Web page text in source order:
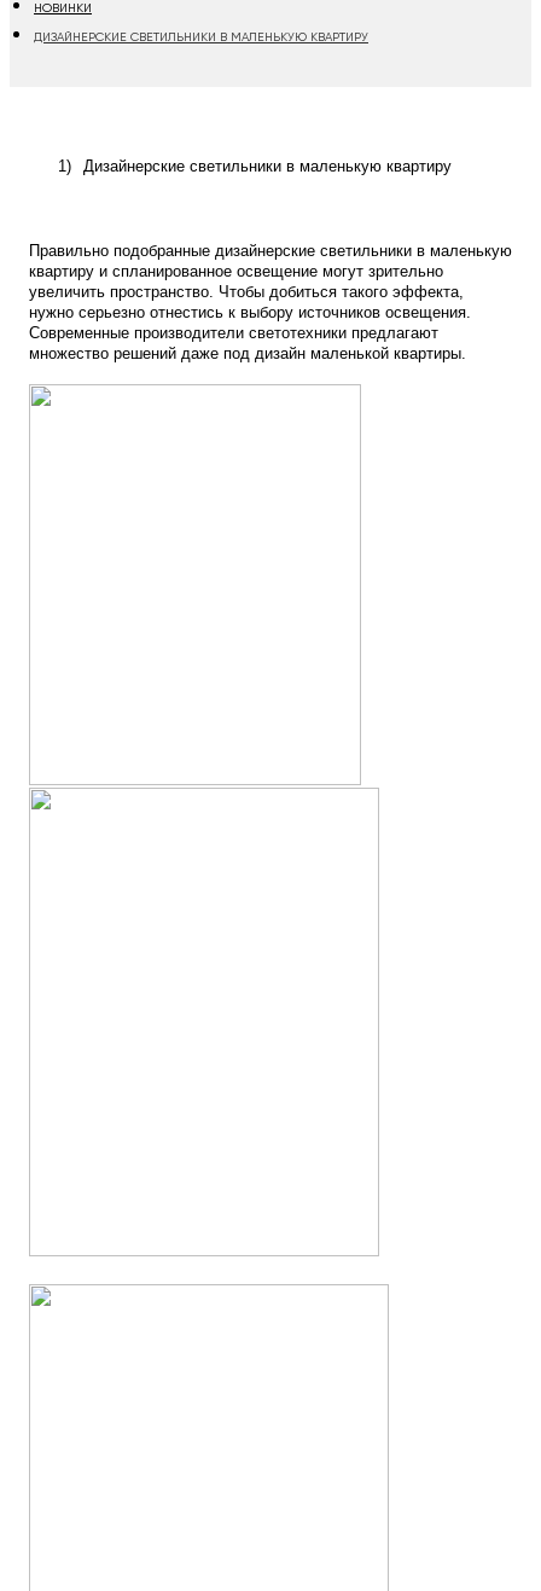
НОВИНКИ
ДИЗАЙНЕРСКИЕ СВЕТИЛЬНИКИ В МАЛЕНЬКУЮ КВАРТИРУ
1) Дизайнерские светильники в маленькую квартиру
Правильно подобранные дизайнерские светильники в маленькую
квартиру и спланированное освещение могут зрительно
увеличить пространство. Чтобы добиться такого эффекта,
нужно серьезно отнестись к выбору источников освещения.
Современные производители светотехники предлагают
множество решений даже под дизайн маленькой квартиры.